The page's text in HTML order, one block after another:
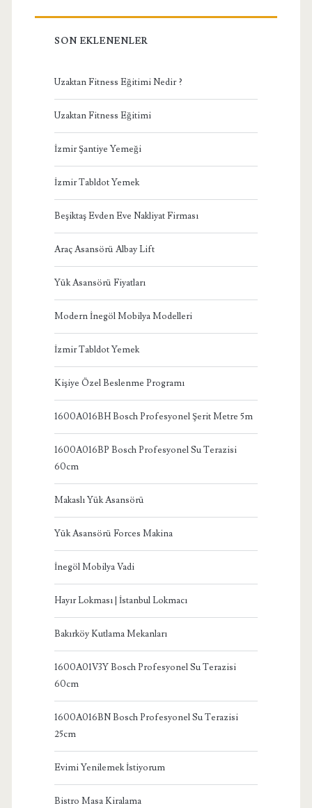
SON EKLENENLER
Uzaktan Fitness Eğitimi Nedir ?
Uzaktan Fitness Eğitimi
İzmir Şantiye Yemeği
İzmir Tabldot Yemek
Beşiktaş Evden Eve Nakliyat Firması
Araç Asansörü Albay Lift
Yük Asansörü Fiyatları
Modern İnegöl Mobilya Modelleri
İzmir Tabldot Yemek
Kişiye Özel Beslenme Programı
1600A016BH Bosch Profesyonel Şerit Metre 5m
1600A016BP Bosch Profesyonel Su Terazisi
60cm
Makaslı Yük Asansörü
Yük Asansörü Forces Makina
İnegöl Mobilya Vadi
Hayır Lokması | İstanbul Lokmacı
Bakırköy Kutlama Mekanları
1600A01V3Y Bosch Profesyonel Su Terazisi
60cm
1600A016BN Bosch Profesyonel Su Terazisi
25cm
Evimi Yenilemek İstiyorum
Bistro Masa Kiralama